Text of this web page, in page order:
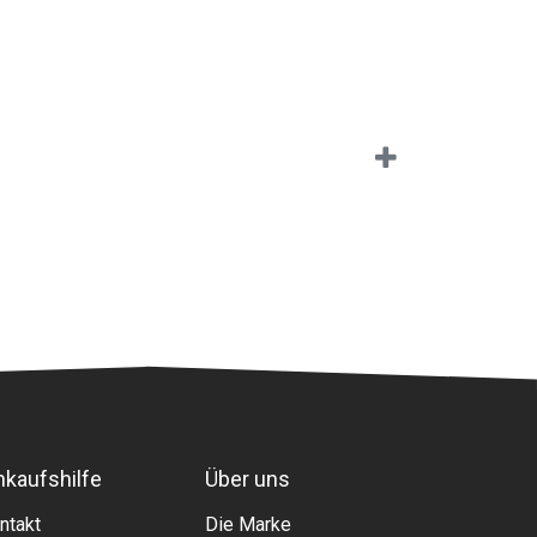
Über uns
Die Marke